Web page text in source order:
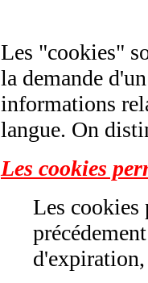
Les "cookies"
la demande
informations relatives à votre
langue. On
Les cookies
Les cookies
précédement